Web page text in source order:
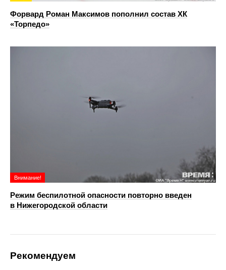
Форвард Роман Максимов пополнил состав ХК
«Торпедо»
Внимание!
Режим беспилотной опасности повторно введен
в Нижегородской области
Рекомендуем